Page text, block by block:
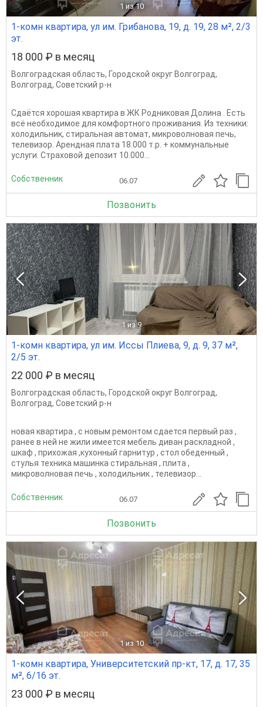
1 из 10
1-комн квартира, ул им. Грибанова, 19, д. 19, 28 м², 2/3
эт.
18 000 ₽ в месяц
Волгоградская область, Городской округ Волгоград,
Волгоград, Советский р-н
Сдаётся хорошая квартира в ЖК Родниковая Долина . Есть
всё необходимое для комфортного проживания. Из техники:
холодильник, стиральная автомат, микроволновая печь,
телевизор. Арендная плата 18.000 т.р. + коммунальные
услуги. Страховой депозит 10.000...
Собственник 06.07
Позвонить
1 из 9
1-комн квартира, ул им. Иссы Плиева, 9, д. 9, 37 м²,
2/5 эт.
22 000 ₽ в месяц
Волгоградская область, Городской округ Волгоград,
Волгоград, Советский р-н
новая квартира , с новым ремонтом сдается первый раз ,
ранее в ней не жили имеется мебель диван раскладной ,
шкаф , прихожая ,кухонный гарнитур , стол обеденный ,
стулья техника машинка стиральная , плита ,
микроволновая печь , холодильник , телевизор...
Собственник 06.07
Позвонить
1 из 10
1-комн квартира, Университетский пр-кт, 17, д. 17, 35
м², 6/16 эт.
23 000 ₽ в месяц